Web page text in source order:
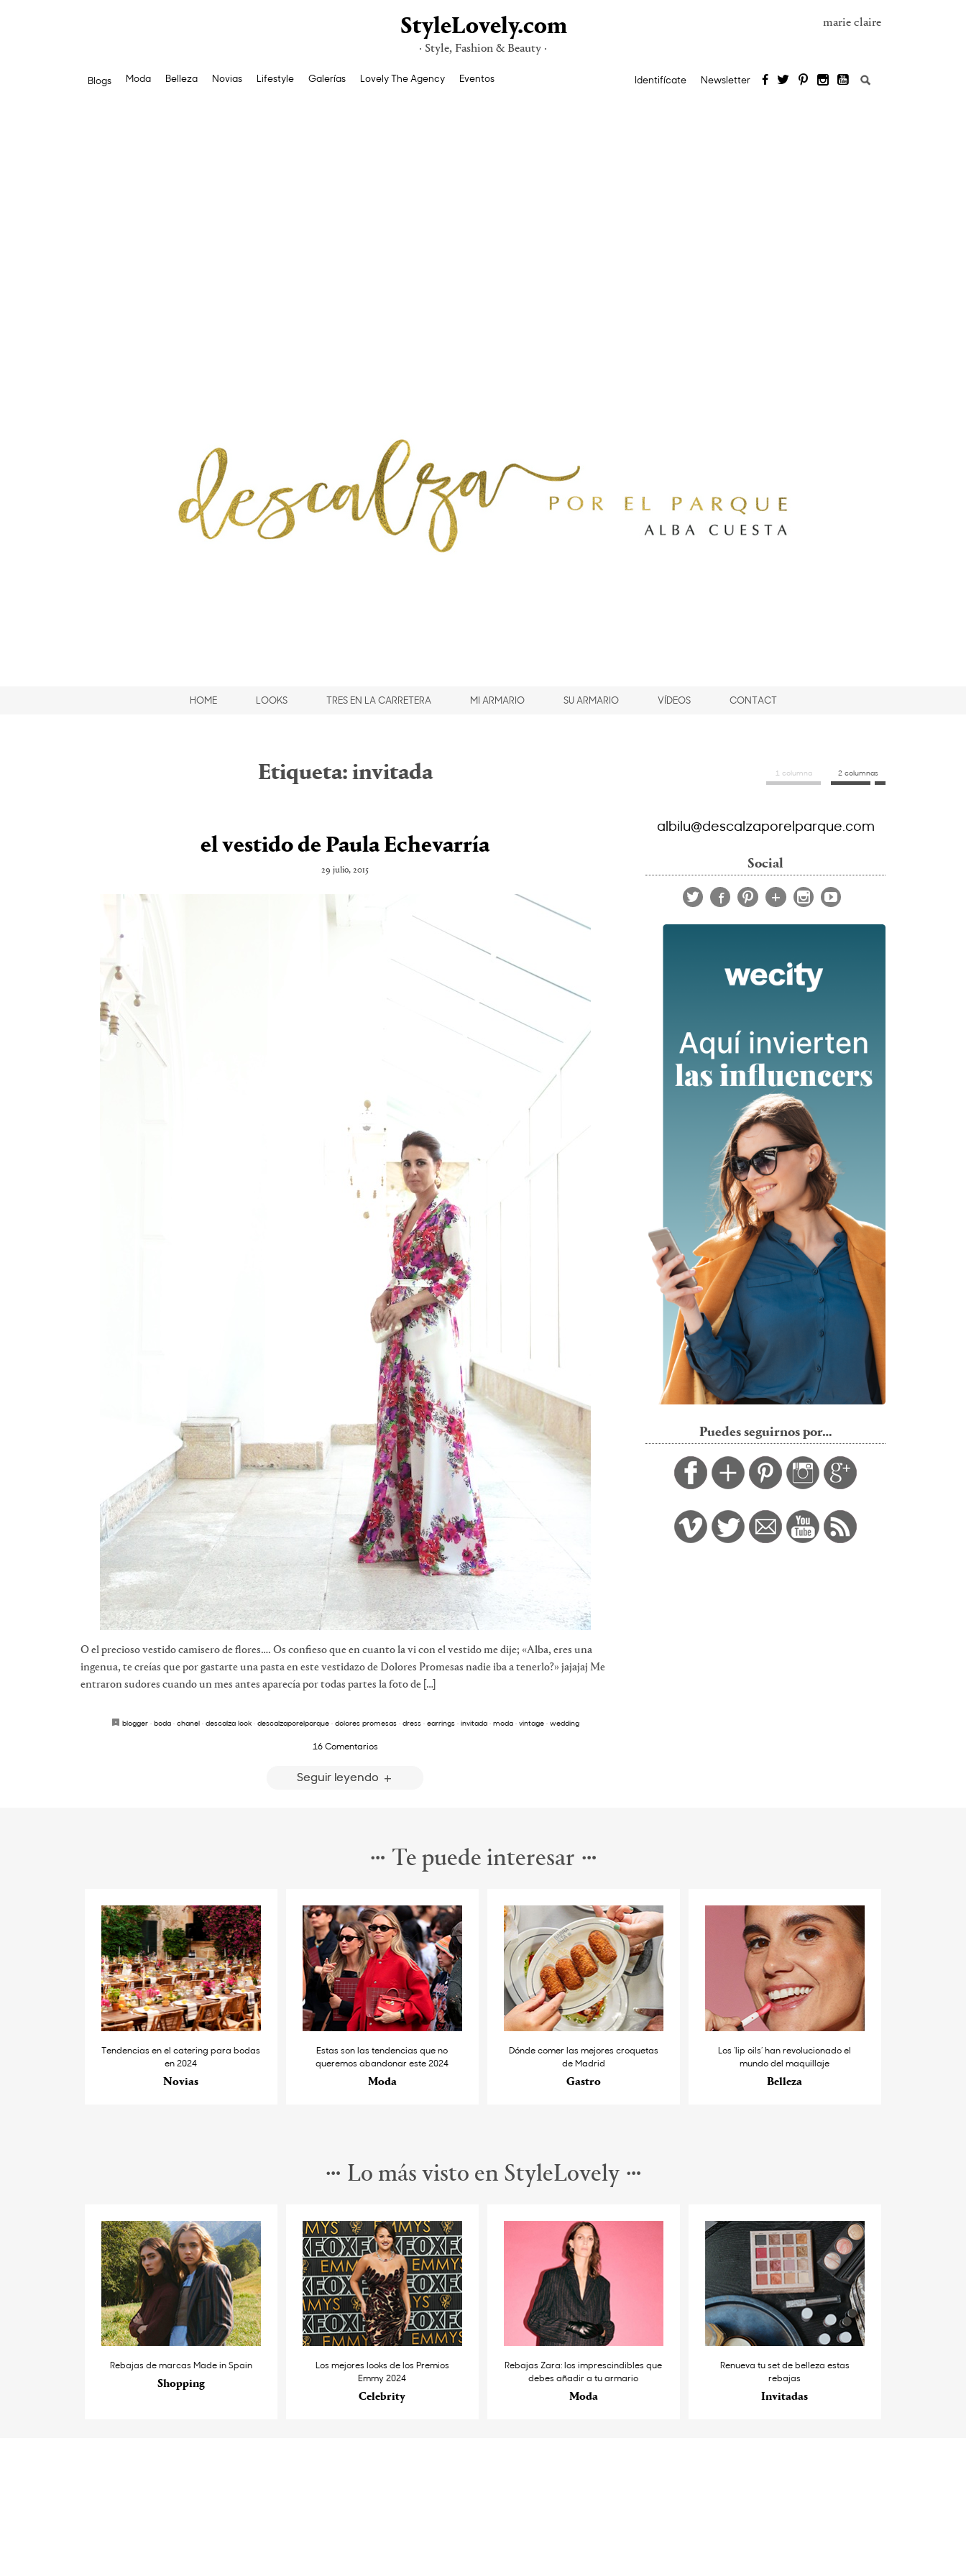
StyleLovely.com
· Style, Fashion & Beauty ·
marie claire
Blogs Moda Belleza Novias Lifestyle Galerías Lovely The Agency Eventos Identifícate Newsletter Buscar:
HOME LOOKS TRES EN LA CARRETERA MI ARMARIO SU ARMARIO VÍDEOS CONTACT
Etiqueta: invitada
el vestido de Paula Echevarría
29 julio, 2015
O el precioso vestido camisero de flores…. Os confieso que en cuanto la vi con el vestido me dije; «Alba, eres una
ingenua, te creías que por gastarte una pasta en este vestidazo de Dolores Promesas nadie iba a tenerlo?» jajajaj Me
entraron sudores cuando un mes antes aparecía por todas partes la foto de […]
blogger· boda· chanel· descalza look· descalzaporelparque· dolores promesas· dress· earrings· invitada· moda· vintage· wedding
16 Comentarios
Seguir leyendo
1 columna 2 columnas
albilu@descalzaporelparque.com
Social
Puedes seguirnos por…
Te puede interesar
Tendencias en el catering para bodas
en 2024
Novias
Estas son las tendencias que no
queremos abandonar este 2024
Moda
Dónde comer las mejores croquetas
de Madrid
Gastro
Los ‘lip oils’ han revolucionado el
mundo del maquillaje
Belleza
Lo más visto en StyleLovely
Rebajas de marcas Made in Spain
Shopping
Los mejores looks de los Premios
Emmy 2024
Celebrity
Rebajas Zara: los imprescindibles que
debes añadir a tu armario
Moda
Renueva tu set de belleza estas
rebajas
Invitadas